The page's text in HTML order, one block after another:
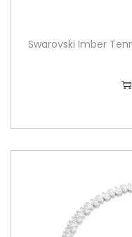
Swarovski Imber